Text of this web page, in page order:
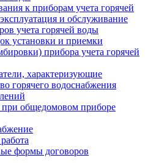
к приборам учета горячей
и обслуживание
учета горячей воды
установки и приемки
прибора учета горячей
характеризующие
горячего водоснабжения
при общедомовом приборе
формы договоров